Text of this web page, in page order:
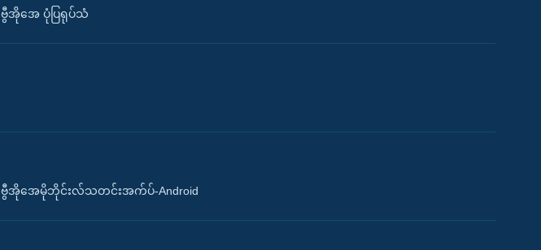
ဗွီအိုအေ ပုံပြရုပ်သံ
ဗွီအိုအေမိုဘိုင်းလ်သတင်းအက်ပ်-Android